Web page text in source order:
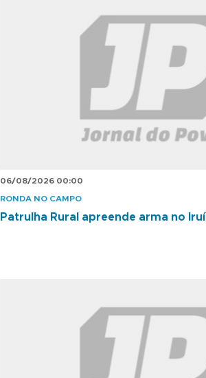
06/08/2026 00:00
RONDA NO CAMPO
Patrulha Rural apreende arma no Iruí